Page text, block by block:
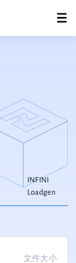
INFINI
Loadgen
文件大小